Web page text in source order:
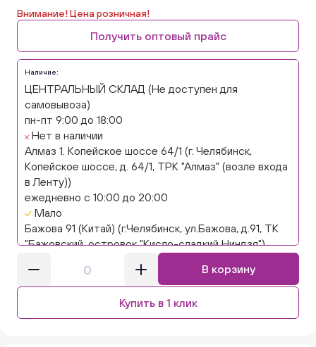
Внимание! Цена розничная!
Получить оптовый прайс
Наличие:
ЦЕНТРАЛЬНЫЙ СКЛАД (Не доступен для
самовывоза)
пн-пт 9:00 до 18:00
Нет в наличии
Алмаз 1. Копейское шоссе 64/1 (г. Челябинск,
Копейское шоссе, д. 64/1, ТРК "Алмаз" (возле входа
в Ленту))
ежедневно с 10:00 до 20:00
Мало
Бажова 91 (Китай) (г.Челябинск, ул.Бажова, д.91, ТК
"Бажовский, островок "Кисло-сладкий Ниндзя")
ежедневно с 10:00 до 20:00
Нет в наличии
Бажова 91 Цветы (г. Челябинск, ул.Бажова, д91/1 (на
ежедневно с 10:00 до 20:00
В корзину
Купить в 1 клик